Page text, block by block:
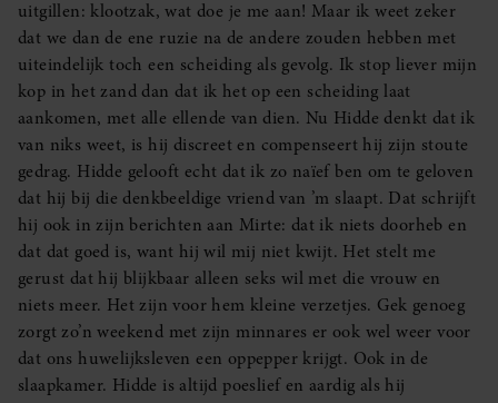
uitgillen: klootzak, wat doe je me aan! Maar ik weet zeker
dat we dan de ene ruzie na de andere zouden hebben met
uiteindelijk toch een scheiding als gevolg. Ik stop liever mijn
kop in het zand dan dat ik het op een scheiding laat
aankomen, met alle ellende van dien. Nu Hidde denkt dat ik
van niks weet, is hij discreet en compenseert hij zijn stoute
gedrag. Hidde gelooft echt dat ik zo naïef ben om te geloven
dat hij bij die denkbeeldige vriend van ’m slaapt. Dat schrijft
hij ook in zijn berichten aan Mirte: dat ik niets doorheb en
dat dat goed is, want hij wil mij niet kwijt. Het stelt me
gerust dat hij blijkbaar alleen seks wil met die vrouw en
niets meer. Het zijn voor hem kleine verzetjes. Gek genoeg
zorgt zo’n weekend met zijn minnares er ook wel weer voor
dat ons huwelijksleven een oppepper krijgt. Ook in de
slaapkamer. Hidde is altijd poeslief en aardig als hij